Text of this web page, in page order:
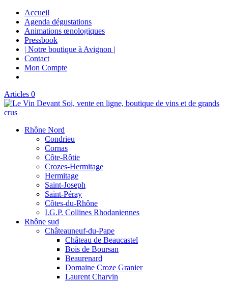
Accueil
Agenda dégustations
Animations œnologiques
Pressbook
| Notre boutique à Avignon |
Contact
Mon Compte
Articles 0
Rhône Nord
Condrieu
Cornas
Côte-Rôtie
Crozes-Hermitage
Hermitage
Saint-Joseph
Saint-Péray
Côtes-du-Rhône
I.G.P. Collines Rhodaniennes
Rhône sud
Châteauneuf-du-Pape
Château de Beaucastel
Bois de Boursan
Beaurenard
Domaine Croze Granier
Laurent Charvin